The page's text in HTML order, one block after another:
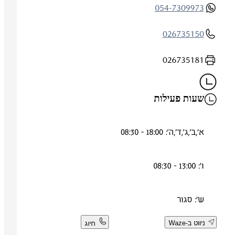
054-7309973
026735150
026735181
שעות פעילות
א',ב',ג',ד',ה': 18:00 - 08:30
ש': סגור
ניווט ב-Waze חיוג